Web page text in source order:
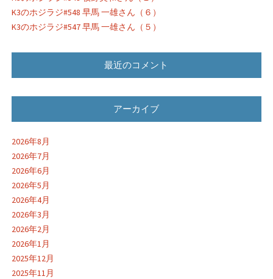
K3のホジラジ#548 早馬 一雄さん（６）
K3のホジラジ#547 早馬 一雄さん（５）
最近のコメント
アーカイブ
2026年8月
2026年7月
2026年6月
2026年5月
2026年4月
2026年3月
2026年2月
2026年1月
2025年12月
2025年11月